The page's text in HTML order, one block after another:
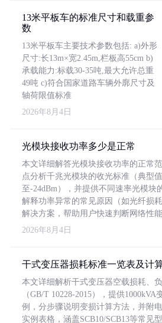
13米平板车的标准尺寸和载重参
数
13米平板车主要技术参数包括: a)外形
尺寸:长13m×宽2.45m,栏板高55cm b)
承载能力:标载30-35吨,最大允许总重
49吨 c)符合国家道路车辆外廓尺寸及
轴荷限值标准
2026年8月4日
光模块接收功率多少是正常
本文详细解答光模块接收功率的正常
点分析千兆光模块的收光标准（典型
至-24dBm），并提供不同速率光模块
解释功率异常的常见原因（如光纤损
解决方案，帮助用户快速判断网络性能
2026年8月4日
干式变压器损耗标准一览表及计
本文详细解析干式变压器空载损耗、
（GB/T 10228-2015），提供1000kVA
例，分步骤说明变损计算方法，并附
实例表格，涵盖SCB10/SCB13等常见